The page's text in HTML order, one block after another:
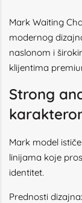
Mark Waiting
modernog
naslonom i
klijentima
Strong
Mark model
linijama koje
identitet.
Prednosti dizajna: